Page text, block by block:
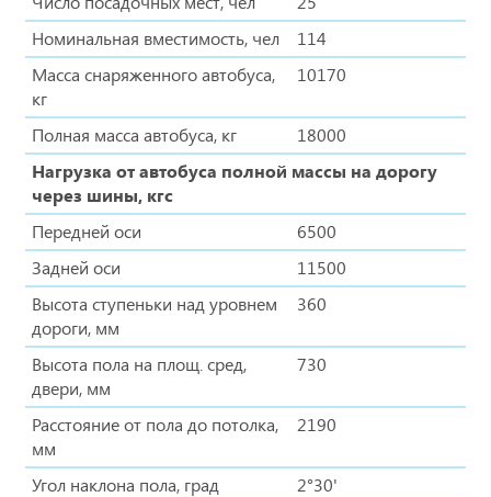
Номинальная вместимость, чел
114
Масса снаряженного автобуса,
кг
10170
Полная масса автобуса, кг
18000
Нагрузка от автобуса полной массы на дорогу
через шины, кгс
Передней оси
6500
Задней оси
11500
Высота ступеньки над уровнем
дороги, мм
360
Высота пола на площ. сред,
двери, мм
730
Расстояние от пола до потолка,
мм
2190
Угол наклона пола, град
2°30'